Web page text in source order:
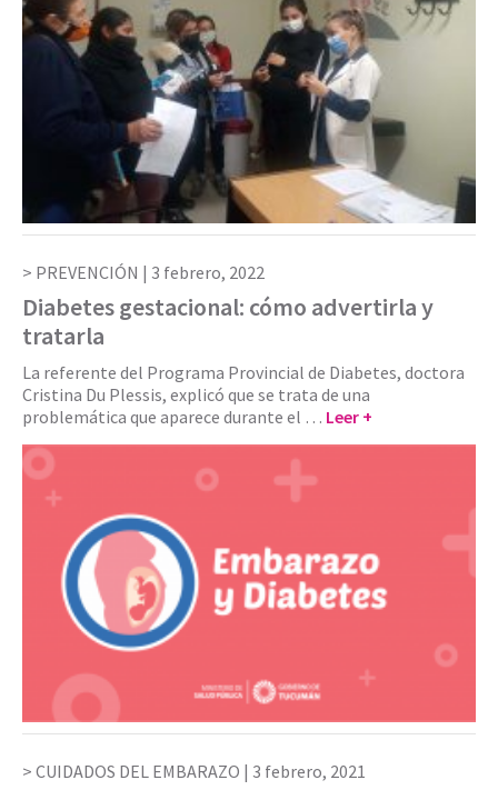
PREVENCIÓN | 3 febrero, 2022
Diabetes gestacional: cómo advertirla y
tratarla
La referente del Programa Provincial de Diabetes, doctora
Cristina Du Plessis, explicó que se trata de una
problemática que aparece durante el … Leer +
CUIDADOS DEL EMBARAZO | 3 febrero, 2021